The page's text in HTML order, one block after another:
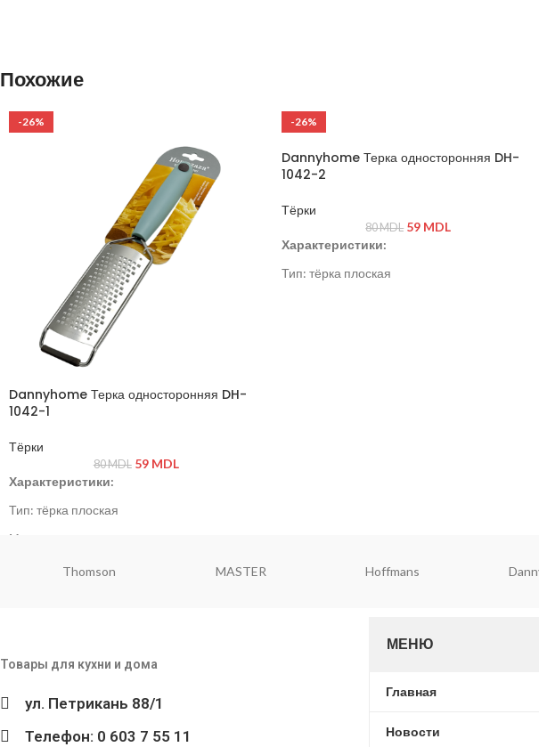
Похожие
-26%
Dannyhome Терка односторонняя DH-
1042-1
Тёрки
80MDL 59 MDL
Характеристики:
Тип: тёрка плоская
Материал: нержавеющая сталь, пластик
Цвет: серый / стальной
-26%
Dannyhome Терка односторонняя DH-
1042-2
Тёрки
80MDL 59 MDL
Характеристики:
Тип: тёрка плоская
Thomson MASTER Hoffmans
Товары для кухни и дома
ул. Петрикань 88/1
Телефон: 0 603 7 55 11
МЕНЮ
Главная
Новости